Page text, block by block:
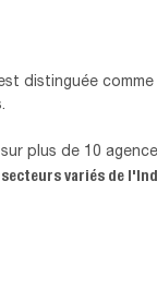
distinguée
plus de 10
secteurs variés de